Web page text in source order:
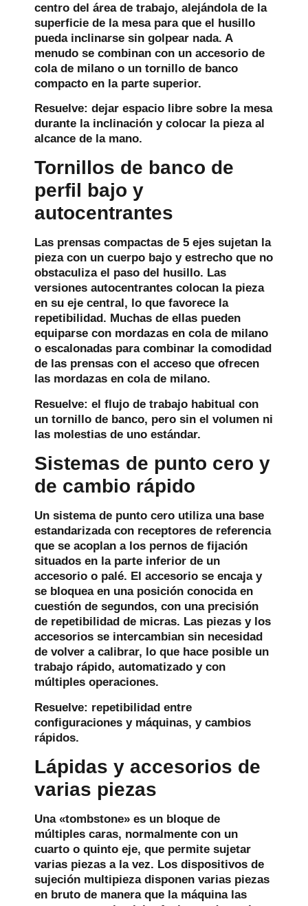
centro del área de trabajo, alejándola de la
superficie de la mesa para que el husillo
pueda inclinarse sin golpear nada. A
menudo se combinan con un accesorio de
cola de milano o un tornillo de banco
compacto en la parte superior.
Resuelve: dejar espacio libre sobre la mesa
durante la inclinación y colocar la pieza al
alcance de la mano.
Tornillos de banco de
perfil bajo y
autocentrantes
Las prensas compactas de 5 ejes sujetan la
pieza con un cuerpo bajo y estrecho que no
obstaculiza el paso del husillo. Las
versiones autocentrantes colocan la pieza
en su eje central, lo que favorece la
repetibilidad. Muchas de ellas pueden
equiparse con mordazas en cola de milano
o escalonadas para combinar la comodidad
de las prensas con el acceso que ofrecen
las mordazas en cola de milano.
Resuelve: el flujo de trabajo habitual con
un tornillo de banco, pero sin el volumen ni
las molestias de uno estándar.
Sistemas de punto cero y
de cambio rápido
Un sistema de punto cero utiliza una base
estandarizada con receptores de referencia
que se acoplan a los pernos de fijación
situados en la parte inferior de un
accesorio o palé. El accesorio se encaja y
se bloquea en una posición conocida en
cuestión de segundos, con una precisión
de repetibilidad de micras. Las piezas y los
accesorios se intercambian sin necesidad
de volver a calibrar, lo que hace posible un
trabajo rápido, automatizado y con
múltiples operaciones.
Resuelve: repetibilidad entre
configuraciones y máquinas, y cambios
rápidos.
Lápidas y accesorios de
varias piezas
Una «tombstone» es un bloque de
múltiples caras, normalmente con un
cuarto o quinto eje, que permite sujetar
varias piezas a la vez. Los dispositivos de
sujeción multipieza disponen varias piezas
en bruto de manera que la máquina las